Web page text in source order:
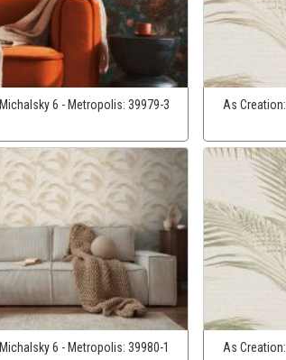
Michalsky 6 - Metropolis: 39979-3 As Creation:
Michalsky 6 - Metropolis: 39980-1 As Creation: